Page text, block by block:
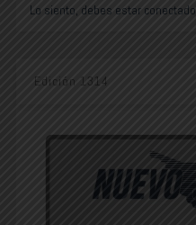
Lo siento, debes estar conectado
Edición 1314